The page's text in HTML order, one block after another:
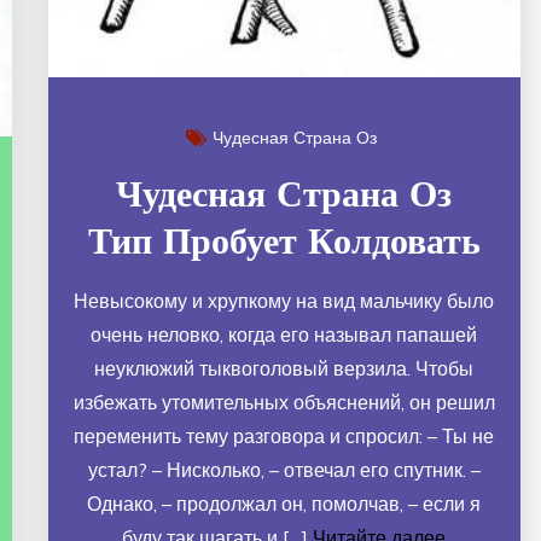
Чудесная Страна Оз
Чудесная Страна Оз
Тип Пробует Колдовать
Невысокому и хрупкому на вид мальчику было
очень неловко, когда его называл папашей
неуклюжий тыквоголовый верзила. Чтобы
избежать утомительных объяснений, он решил
переменить тему разговора и спросил: – Ты не
устал? – Нисколько, – отвечал его спутник. –
Однако, – продолжал он, помолчав, – если я